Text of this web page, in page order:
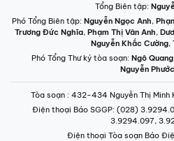
Tổng Biên tập:
Phó Tổng Biên tập: Nguyễn Ngọc Anh,
Trương Đức Nghĩa, Phạm Thị Vân Anh,
Nguyễn Khắc Cường,
Phó Tổng Thư ký tòa soạn: Ngô
Nguyễn
Tòa soạn : 432-434 Nguyễn Thị Minh
Điện thoại Báo SGGP: (028)
3.9294.097,
Điện thoại Tòa soạn Báo